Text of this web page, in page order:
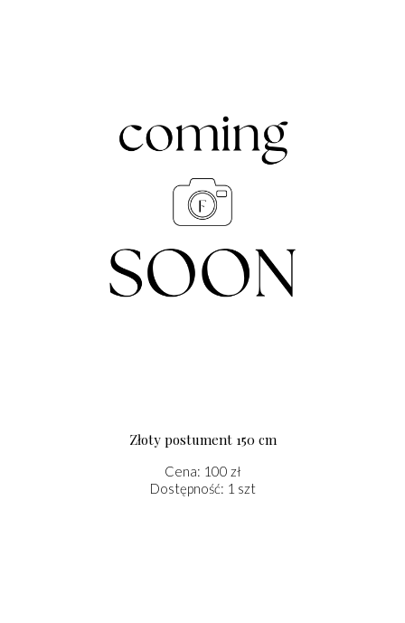
Złoty postument 150 cm
Cena: 100 zł
Dostępność: 1 szt